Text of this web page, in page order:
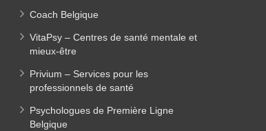
Coach Belgique
VitaPsy – Centres de santé mentale et
mieux-être
Privium – Services pour les
professionnels de santé
Psychologues de Première Ligne
Belgique